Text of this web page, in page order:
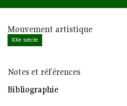
Mouvement artistique
XXe siècle
Notes et références
Bibliographie